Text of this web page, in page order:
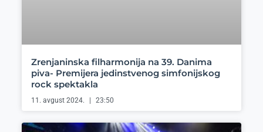
Zrenjaninska filharmonija na 39. Danima
piva- Premijera jedinstvenog simfonijskog
rock spektakla
11. avgust 2024. 23:50